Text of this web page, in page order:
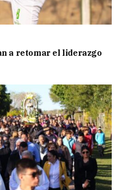
a retomar el liderazgo